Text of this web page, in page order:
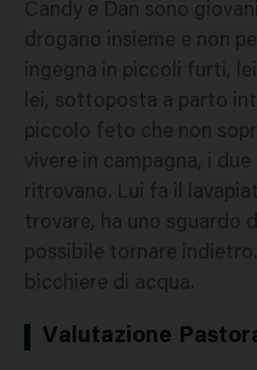
Candy e Dan sono
drogano insieme e non
ingegna in piccoli furti,
lei, sottoposta a parto
piccolo feto che non
vivere in campagna, i
ritrovano. Lui fa il
trovare, ha uno sguardo
possibile tornare
bicchiere di acqua.
Valutazione